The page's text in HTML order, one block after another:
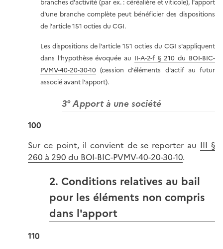
branches d'activité (par ex. : céréalière et viticole), l'apport
d'une branche complète peut bénéficier des dispositions
de l'article 151 octies du CGI.
Les dispositions de l'article 151 octies du CGI s'appliquent
dans l'hypothèse évoquée au II-A-2-f § 210 du BOI-BIC-
PVMV-40-20-30-10(cession d'éléments d'actif au futur
associé avant l'apport).
3° Apport à une société
100
Sur ce point, il convient de se reporter au III §
260 à 290 du BOI-BIC-PVMV-40-20-30-10.
2. Conditions relatives au bail
pour les éléments non compris
dans l'apport
110